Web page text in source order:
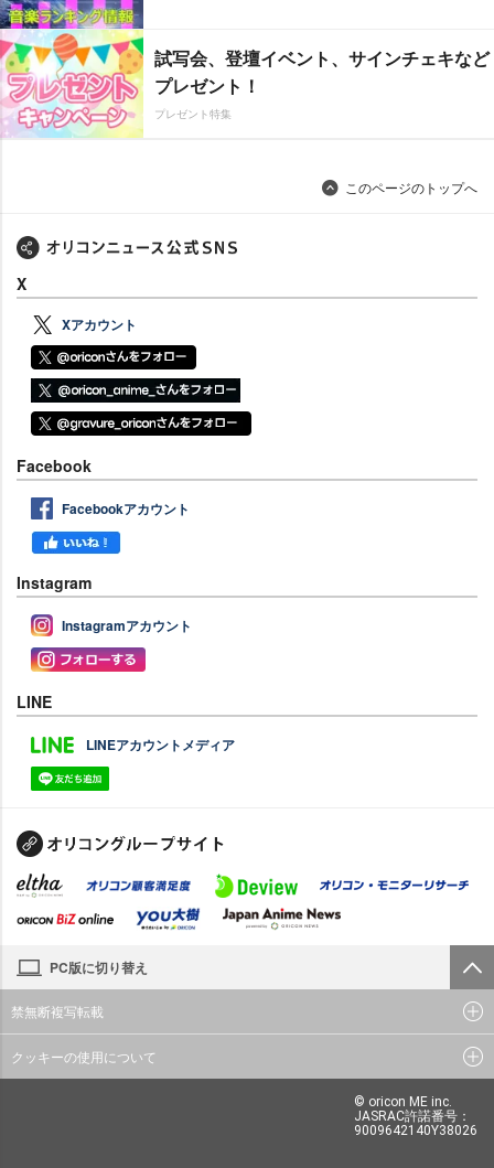
試写会、登壇イベント、サインチェキなど
プレゼント！
プレゼント特集
このページのトップへ
X
Xアカウント
Facebook
Facebookアカウント
Instagram
Instagramアカウント
LINE
LINEアカウントメディア
PC版に切り替え
禁無断複写転載
クッキーの使用について
© oricon ME inc.
JASRAC許諾番号：
9009642140Y38026